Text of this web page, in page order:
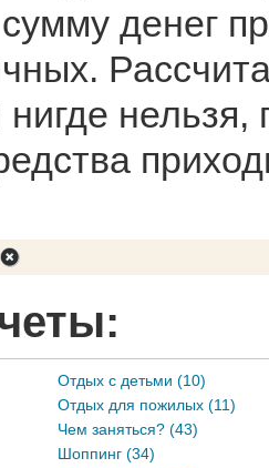
денег
нигде нельзя,
Отдых с детьми (10)
Отдых для пожилых (11)
Чем заняться? (43)
Шоппинг (34)